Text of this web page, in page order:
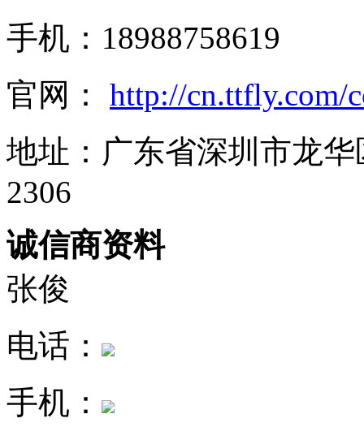
手机：18988758619
官网： http://cn.ttfly.com/
地址：广东省深圳市龙
2306
诚信商资料
张俊
电话：
手机：